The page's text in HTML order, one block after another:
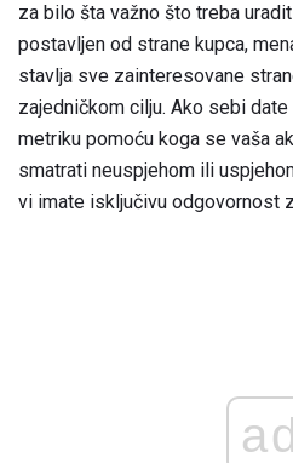
za bilo šta važno što treba
postavljen od strane kupca,
stavlja sve zainteresovane
zajedničkom cilju. Ako sebi
metriku pomoću koga se vaša
smatrati neuspjehom ili
vi imate isključivu odgovornost